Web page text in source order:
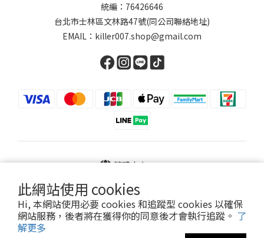
此網站使用 cookies
Hi, 本網站使用必要 cookies 和追蹤型 cookies 以確保
網站服務，後者將在獲得你的同意後才會執行追蹤。 了
解更多
統編：76426646
台北市士林區文林路47號(同公司聯絡地址)
EMAIL：killer007.shop@gmail.com
繁體中文